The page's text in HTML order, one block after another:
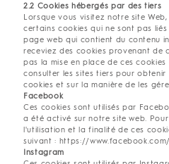
2.2 Cookies hébergés par des tiers
Lorsque vous visitez notre site
certains cookies qui ne sont pas
page web qui contient du contenu
receviez des cookies provenant de
pas la mise en place de ces
consulter les sites tiers pour
cookies et sur la manière de les
Facebook
Ces cookies sont utilisés par
a été activé sur notre site web.
l'utilisation et la finalité de ces
suivant : https://
Instagram